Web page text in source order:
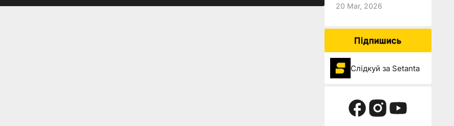
20 Mar, 2026
Підпишись
Слідкуй за Setanta